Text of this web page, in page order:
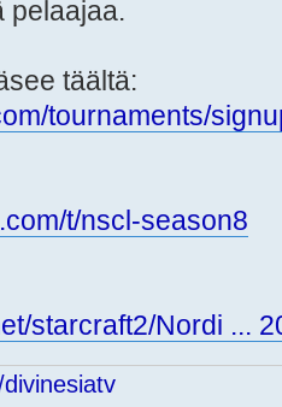
pelaajaa.
täältä:
tournaments/
t/nscl-season8
starcraft2/Nordi ...